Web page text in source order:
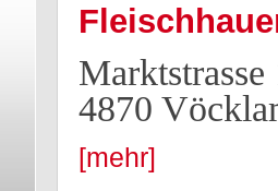
Marktstrasse
4870
[mehr]